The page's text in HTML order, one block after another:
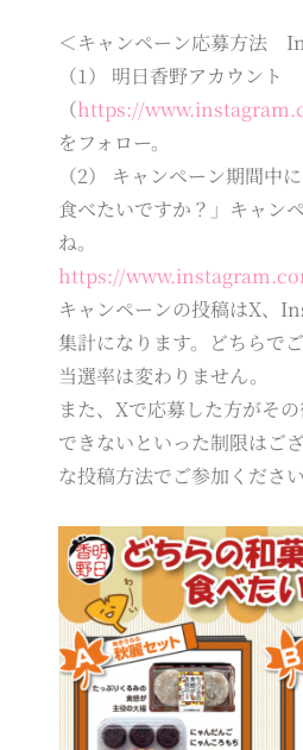
＜キャンペーン応募方法
（1） 明日香野アカウント
（https://
をフォロー。
（2） キャンペーン期間中
食べたいですか？」キャン
ね。
https://
キャンペーンの投稿はX、
集計になります。どちらで
当選率は変わりません。
また、Xで応募した方がそ
できないといった制限はご
な投稿方法でご参加ください